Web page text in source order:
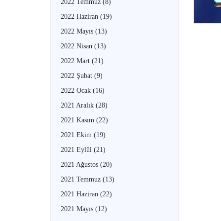
2022 Temmuz (8)
2022 Haziran (19)
2022 Mayıs (13)
2022 Nisan (13)
2022 Mart (21)
2022 Şubat (9)
2022 Ocak (16)
2021 Aralık (28)
2021 Kasım (22)
2021 Ekim (19)
2021 Eylül (21)
2021 Ağustos (20)
2021 Temmuz (13)
2021 Haziran (22)
2021 Mayıs (12)